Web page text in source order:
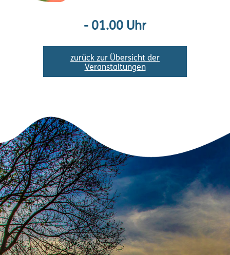
- 01.00 Uhr
zurück zur Übersicht der
Veranstaltungen